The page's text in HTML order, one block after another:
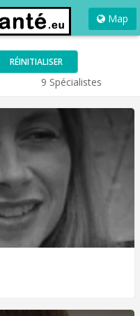
Map
RÉINITIALISER
9 Spécialistes